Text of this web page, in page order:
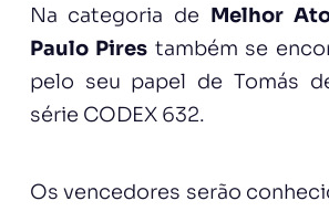
Na categoria de Melhor
Paulo Pires também se
pelo seu papel de Tomás
série CODEX 632.
Os vencedores serão